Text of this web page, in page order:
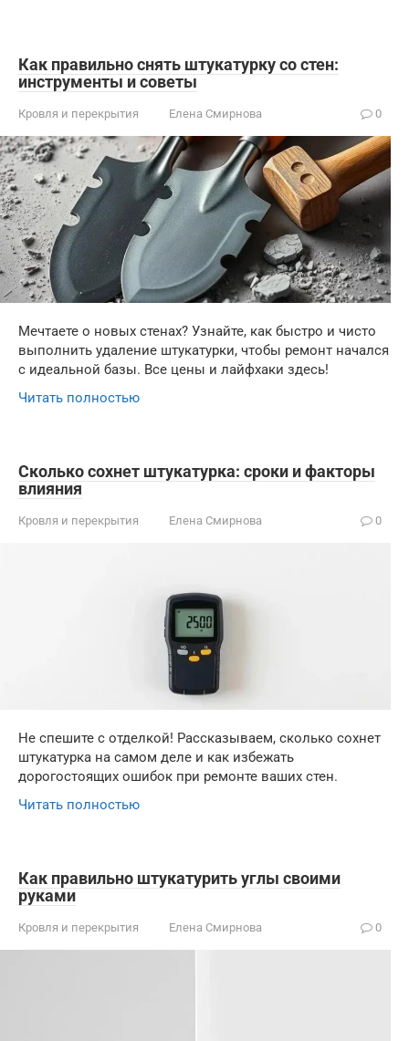
Как правильно снять штукатурку со стен:
инструменты и советы
Кровля и перекрытия Елена Смирнова 0
Мечтаете о новых стенах? Узнайте, как быстро и чисто
выполнить удаление штукатурки, чтобы ремонт начался
с идеальной базы. Все цены и лайфхаки здесь!
Читать полностью
Сколько сохнет штукатурка: сроки и факторы
влияния
Кровля и перекрытия Елена Смирнова 0
Не спешите с отделкой! Рассказываем, сколько сохнет
штукатурка на самом деле и как избежать
дорогостоящих ошибок при ремонте ваших стен.
Читать полностью
Как правильно штукатурить углы своими
руками
Кровля и перекрытия Елена Смирнова 0